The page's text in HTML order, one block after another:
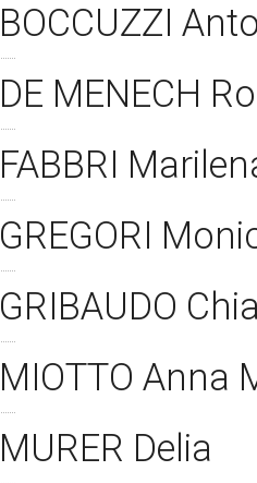
BOCCUZZI
DE MENECH
FABBRI
GREGORI
GRIBAUDO
MIOTTO Anna
MURER Delia